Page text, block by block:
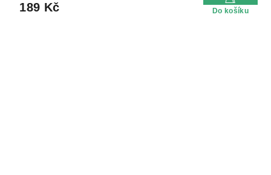
189 Kč Do košíku